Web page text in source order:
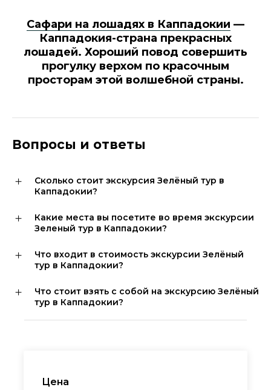
Цена
Сафари на лошадях в Каппадокии —
Каппадокия-страна прекрасных
лошадей. Хороший повод совершить
прогулку верхом по красочным
просторам этой волшебной страны.
Вопросы и ответы
Сколько стоит экскурсия Зелёный тур в
Каппадокии?
Какие места вы посетите во время экскурсии
Зеленый тур в Каппадокии?
Что входит в стоимость экскурсии Зелёный
тур в Каппадокии?
Что стоит взять с собой на экскурсию Зелёный
тур в Каппадокии?